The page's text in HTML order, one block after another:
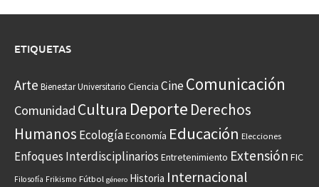
ETIQUETAS
Arte Bienestar Universitario Ciencia CineComunicación
Comunidad Cultura Deporte Derechos
Humanos EcologíaEconomía Educación Elecciones
Enfoques Interdisciplinarios Entretenimiento Extensión FIC
Filosofía Frikismo Fútbol género Historia Internacional